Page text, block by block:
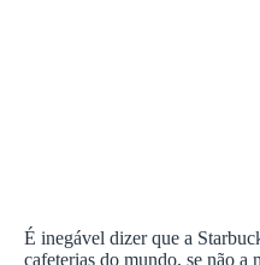
É inegável dizer que a
cafeterias do mundo, se não a